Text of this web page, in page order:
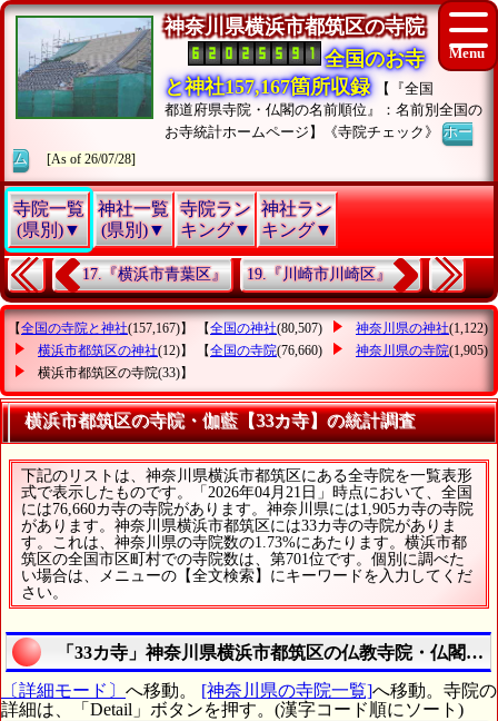
神奈川県横浜市都筑区の寺院
全国のお寺
と神社157,167箇所収録
【『全国
都道府県寺院・仏閣の名前順位』：名前別全国の
お寺統計ホームページ】《寺院チェック》ホー
ム
[As of 26/07/28]
寺院一覧
(県別)▼
神社一覧
(県別)▼
寺院ラン
キング▼
神社ラン
キング▼
17.『横浜市青葉区』 19.『川崎市川崎区』
【全国の寺院と神社(157,167)】 【全国の神社(80,507) 神奈川県の神社(1,122)
横浜市都筑区の神社(12)】 【全国の寺院(76,660) 神奈川県の寺院(1,905)
横浜市都筑区の寺院(33)】
横浜市都筑区の寺院・伽藍【33カ寺】の統計調査
下記のリストは、神奈川県横浜市都筑区にある全寺院を一覧表形
式で表示したものです。「2026年04月21日」時点において、全国
には76,660カ寺の寺院があります。神奈川県には1,905カ寺の寺院
があります。神奈川県横浜市都筑区には33カ寺の寺院がありま
す。これは、神奈川県の寺院数の1.73%にあたります。横浜市都
筑区の全国市区町村での寺院数は、第701位です。個別に調べた
い場合は、メニューの【全文検索】にキーワードを入力してくだ
さい。
「33カ寺」神奈川県横浜市都筑区の仏教寺院・仏閣《
〔詳細モード〕 へ移動。 [神奈川県の寺院一覧]へ移動。寺院の
詳細は、「Detail」ボタンを押す。(漢字コード順にソート)